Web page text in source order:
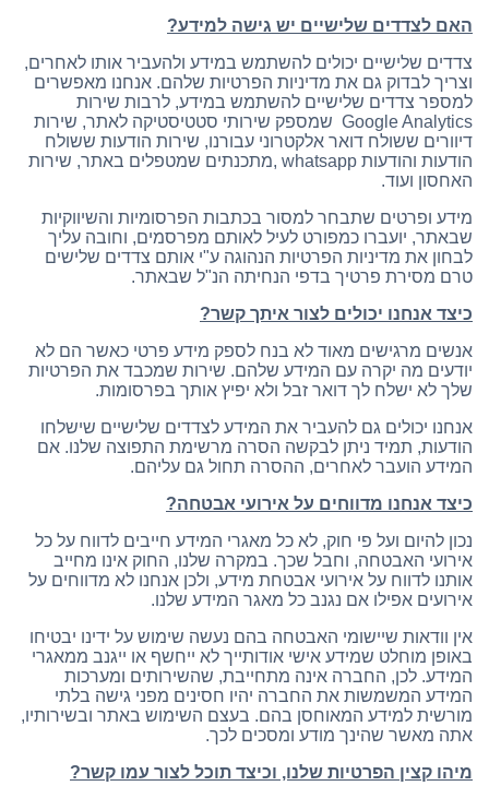
האם לצדדים שלישיים יש גישה למידע?
צדדים שלישיים יכולים להשתמש במידע ולהעביר אותו לאחרים,
וצריך לבדוק גם את מדיניות הפרטיות שלהם. אנחנו מאפשרים
למספר צדדים שלישיים להשתמש במידע, לרבות שירות
Google Analytics שמספק שירותי סטטיסטיקה לאתר, שירות
דיוורים ששולח דואר אלקטרוני עבורנו, שירות הודעות ששולח
הודעות והודעות whatsapp ,מתכנתים שמטפלים באתר, שירות
האחסון ועוד.
מידע ופרטים שתבחר למסור בכתבות הפרסומיות והשיווקיות
שבאתר, יועברו כמפורט לעיל לאותם מפרסמים, וחובה עליך
לבחון את מדיניות הפרטיות הנהוגה ע"י אותם צדדים שלישים
טרם מסירת פרטיך בדפי הנחיתה הנ"ל שבאתר.
כיצד אנחנו יכולים לצור איתך קשר?
אנשים מרגישים מאוד לא בנח לספק מידע פרטי כאשר הם לא
יודעים מה יקרה עם המידע שלהם. שירות שמכבד את הפרטיות
שלך לא ישלח לך דואר זבל ולא יפיץ אותך בפרסומות.
אנחנו יכולים גם להעביר את המידע לצדדים שלישיים שישלחו
הודעות, תמיד ניתן לבקשה הסרה מרשימת התפוצה שלנו. אם
המידע הועבר לאחרים, ההסרה תחול גם עליהם.
כיצד אנחנו מדווחים על אירועי אבטחה?
נכון להיום ועל פי חוק, לא כל מאגרי המידע חייבים לדווח על כל
אירועי האבטחה, וחבל שכך. במקרה שלנו, החוק אינו מחייב
אותנו לדווח על אירועי אבטחת מידע, ולכן אנחנו לא מדווחים על
אירועים אפילו אם נגנב כל מאגר המידע שלנו.
אין וודאות שיישומי האבטחה בהם נעשה שימוש על ידינו יבטיחו
באופן מוחלט שמידע אישי אודותייך לא ייחשף או ייגנב ממאגרי
המידע. לכן, החברה אינה מתחייבת, שהשירותים ומערכות
המידע המשמשות את החברה יהיו חסינים מפני גישה בלתי
מורשית למידע המאוחסן בהם. בעצם השימוש באתר ובשירותיו,
אתה מאשר שהינך מודע ומסכים לכך.
מיהו קצין הפרטיות שלנו, וכיצד תוכל לצור עמו קשר?